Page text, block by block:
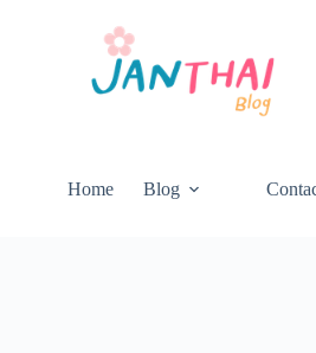
Home Blog